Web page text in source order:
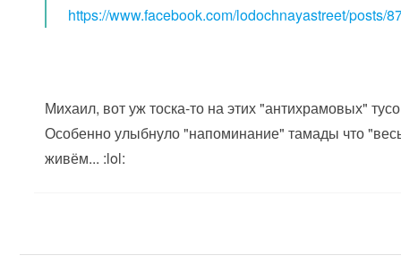
https://www.facebook.com/lodochnayastreet/posts/
Михаил, вот уж тоска-то на этих "антихрамовых"
Особенно улыбнуло "напоминание" тамады что
живём... :lol: